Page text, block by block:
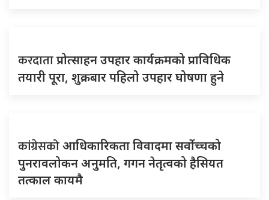
करदाताप्रोत्साहन उपहार कार्यक्रमको प्राविधिक
तयारी पूरा, शुक्रबार पहिलो उपहार घोषणा हुने
कांग्रेसकोआधिकारिकता विवादमा सर्वोच्चको
पुनरावलोकन अनुमति, गगन नेतृत्वको हैसियत
तत्काल कायमै